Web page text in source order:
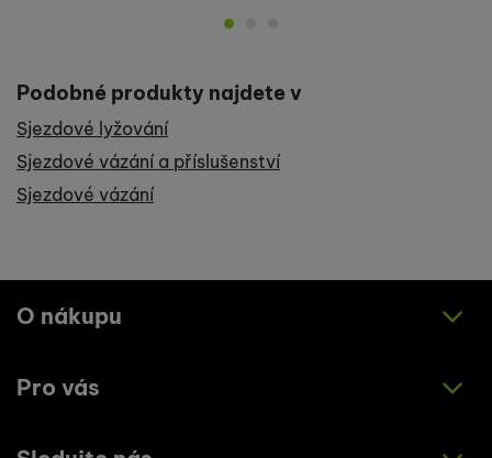
Podobné produkty najdete v
Sjezdové lyžování
Sjezdové vázání a příslušenství
Sjezdové vázání
O nákupu
Jak nakupovat
Pro vás